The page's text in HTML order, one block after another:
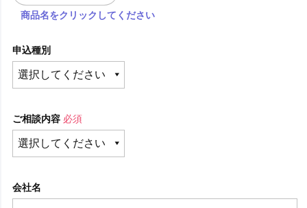
商品名をクリックしてください
申込種別
ご相談内容 必須
会社名